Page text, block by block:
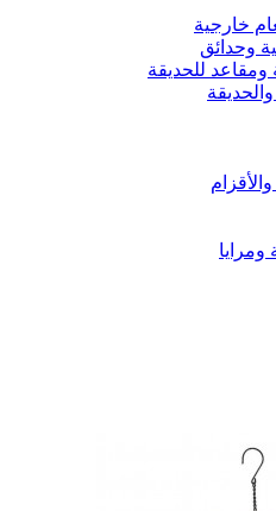
خارجية
وحدائق
للحديقة
ومرايا